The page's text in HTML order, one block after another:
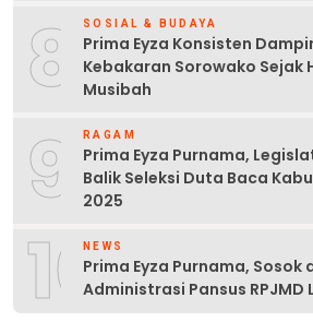
8 SOSIAL & BUDAYA
Prima Eyza Konsisten
Kebakaran Sorowako Sejak
Musibah
9 RAGAM
Prima Eyza Purnama,
Balik Seleksi Duta Baca
2025
10NEWS
Prima Eyza Purnama, Sosok
Administrasi Pansus RPJMD